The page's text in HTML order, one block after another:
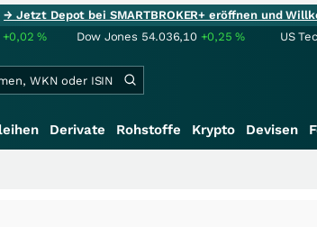
→ Jetzt Depot bei SMARTBROKER+ eröffnen und
+0,02% Dow Jones 54.036,10 +0,25% US
Derivate Rohstoffe Krypto Devisen